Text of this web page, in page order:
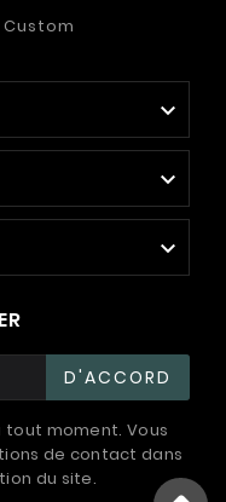



D'ACCORD
tout moment. Vous
de contact dans
du site.